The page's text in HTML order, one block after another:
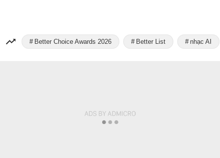
Better Choice Awards 2026 Better List nhạc AI